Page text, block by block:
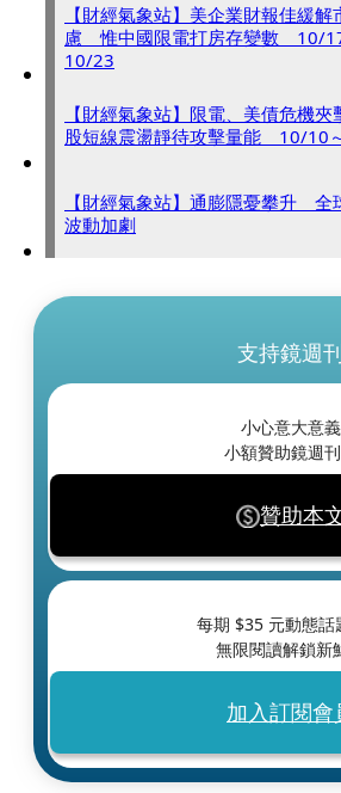
【財經氣象站】美企業財報佳緩解
慮 惟中國限電打房存變數 10/
10/23
【財經氣象站】限電、美債危機
股短線震盪靜待攻擊量能 10/10
【財經氣象站】通膨隱憂攀升 全
波動加劇
支持鏡週
小心意大意義
小額贊助鏡週刊
贊助本
每期 $35 元動態話
無限閱讀解鎖新
加入訂閱會